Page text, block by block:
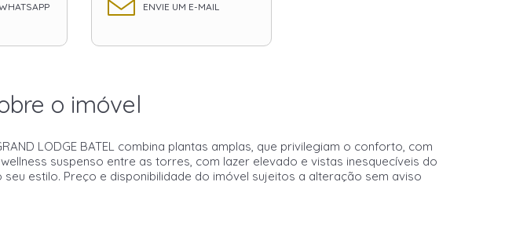
ENVIE UM E-MAIL
o imóvel
LODGE BATEL combina plantas amplas, que privilegiam o conforto, com
suspenso entre as torres, com lazer elevado e vistas inesquecíveis do
estilo. Preço e disponibilidade do imóvel sujeitos a alteração sem aviso